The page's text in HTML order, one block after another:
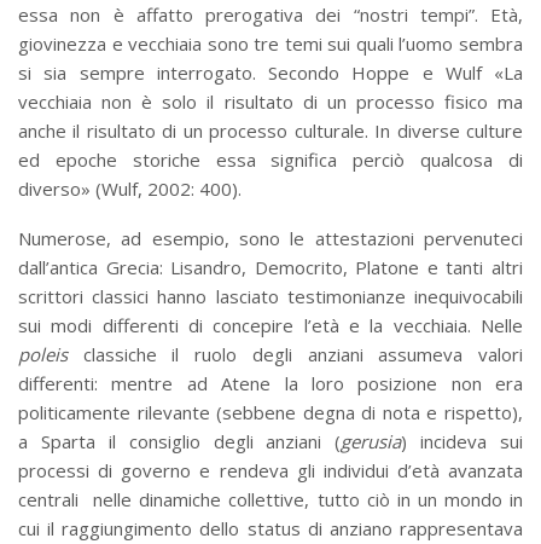
essa non è affatto prerogativa dei “nostri tempi”. Età,
giovinezza e vecchiaia sono tre temi sui quali l’uomo sembra
si sia sempre interrogato. Secondo Hoppe e Wulf «La
vecchiaia non è solo il risultato di un processo fisico ma
anche il risultato di un processo culturale. In diverse culture
ed epoche storiche essa significa perciò qualcosa di
diverso» (Wulf, 2002: 400).
Numerose, ad esempio, sono le attestazioni pervenuteci
dall’antica Grecia: Lisandro, Democrito, Platone e tanti altri
scrittori classici hanno lasciato testimonianze inequivocabili
sui modi differenti di concepire l’età e la vecchiaia. Nelle
poleisclassiche il ruolo degli anziani assumeva valori
differenti: mentre ad Atene la loro posizione non era
politicamente rilevante (sebbene degna di nota e rispetto),
a Sparta il consiglio degli anziani (gerusia) incideva sui
processi di governo e rendeva gli individui d’età avanzata
centrali nelle dinamiche collettive, tutto ciò in un mondo in
cui il raggiungimento dello status di anziano rappresentava